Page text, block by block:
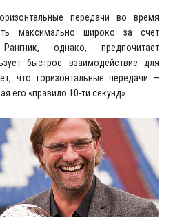
передачи во время
максимально широко за счет
однако, предпочитает
быстрое взаимодействие для
что горизонтальные передачи –
его «правило 10-ти секунд».